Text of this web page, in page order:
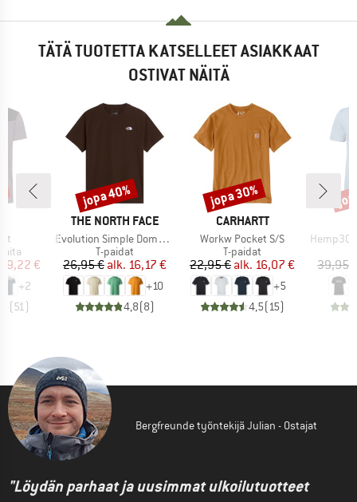
TÄTÄ TUOTETTA KATSELLEET ASIAKKAAT
OSTIVAT NÄITÄ
hinta
29,22 €
+2
(51)
MERKKI
THE NORTH FACE
Tuote
Evolution Simple Dome Short Sleeve
Tuoteryhmä
T-paidat
Hinta
26,95 € Alennettu hinta
alk. 16,17 €
+10
4,8(8)
Alennus
jopa 40%
MERKKI
CARHARTT
Tuote
Workw Pocket S/S
Tuoteryhmä
T-paidat
Hinta
22,95 € Alennettu hinta
alk. 16,07 €
+5
4,5(15)
Alennus
jopa 30%
Tuote
Hemp30
39,95
Bergfreunde työntekijä Julian - Ostajat
"Löydän parhaat ja uusimmat ulkoilutuotteet